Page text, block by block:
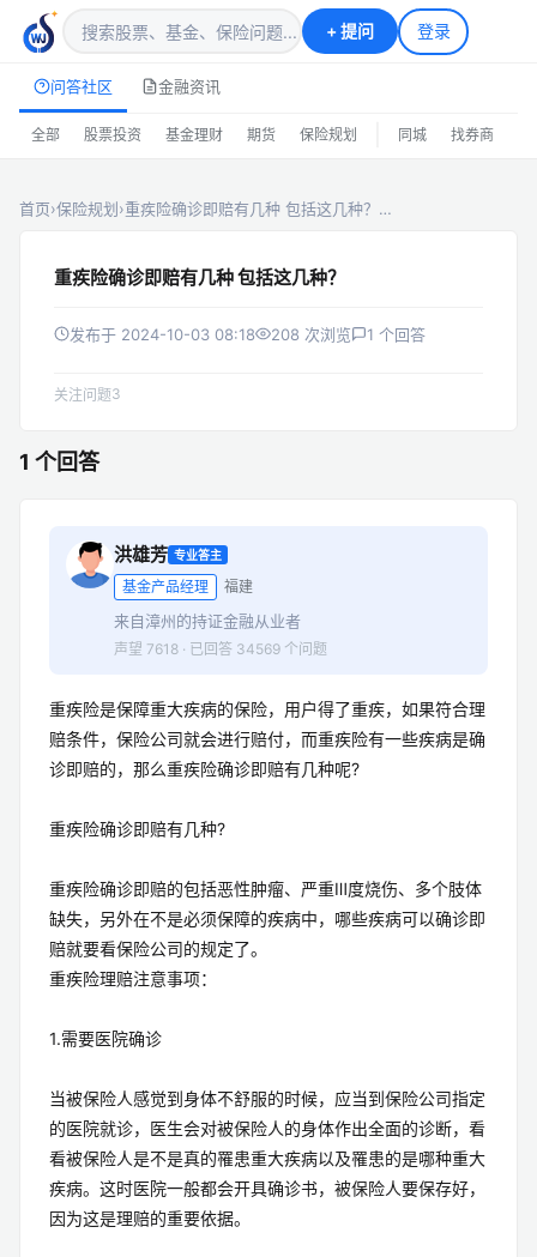
+提问 登录
问答社区 金融资讯
全部 股票投资 基金理财 期货 保险规划 同城 找券商
首页›保险规划›重疾险确诊即赔有几种 包括这几种？…
重疾险确诊即赔有几种 包括这几种？
发布于 2024-10-03 08:18 208 次浏览 1 个回答
关注问题3
1 个回答
洪雄芳 专业答主
基金产品经理 福建
来自漳州的持证金融从业者
声望 7618 · 已回答 34569 个问题
重疾险是保障重大疾病的保险，用户得了重疾，如果符合理
赔条件，保险公司就会进行赔付，而重疾险有一些疾病是确
诊即赔的，那么重疾险确诊即赔有几种呢?
重疾险确诊即赔有几种?
重疾险确诊即赔的包括恶性肿瘤、严重Ⅲ度烧伤、多个肢体
缺失，另外在不是必须保障的疾病中，哪些疾病可以确诊即
赔就要看保险公司的规定了。
重疾险理赔注意事项：
1.需要医院确诊
当被保险人感觉到身体不舒服的时候，应当到保险公司指定
的医院就诊，医生会对被保险人的身体作出全面的诊断，看
看被保险人是不是真的罹患重大疾病以及罹患的是哪种重大
疾病。这时医院一般都会开具确诊书，被保险人要保存好，
因为这是理赔的重要依据。